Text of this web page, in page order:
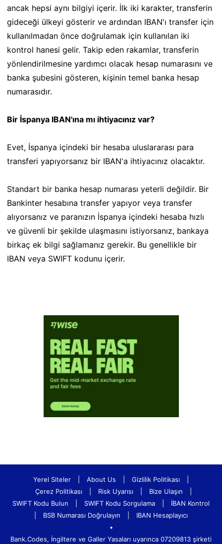
ancak hepsi aynı bilgiyi içerir. İlk iki karakter, transferin
gideceği ülkeyi gösterir ve ardından IBAN'ı transfer için
kullanılmadan önce doğrulamak için kullanılan iki
kontrol hanesi gelir. Takip eden rakamlar, transferin
yönlendirilmesine yardımcı olacak hesap numarasını ve
banka şubesini gösteren, kişinin temel banka hesap
numarasıdır.
Bir İspanya IBAN'ına mı ihtiyacınız var?
Evet, İspanya içindeki bir hesaba uluslararası para
transferi yapıyorsanız bir IBAN'a ihtiyacınız olacaktır.
Standart bir banka hesap numarası yeterli değildir. Bir
Bankinter hesabına transfer yapıyor veya transfer
alıyorsanız ve paranızın İspanya içindeki hesaba hızlı
ve güvenli bir şekilde ulaşmasını istiyorsanız, bankaya
birkaç ek bilgi sağlamanız gerekir. Bu genellikle bir
IBAN veya SWIFT kodunu içerir.
Yerel Siteler About Us Gizlilik Politikası
Çerez Politikası
Risk Uyarısı Bize Ulaşın
SWIFT Kodu Bulun
SWIFT Kodu Sorgulama
İBAN Kontrol
BSB Numarası Doğrulayın
IBAN Hesaplayıcı
•
Bank.Codes, İngiltere ve Galler Yasaları uyarınca 07209813 şirketi